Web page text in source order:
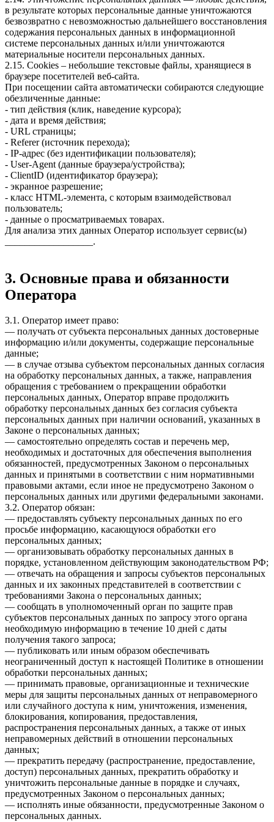
в результате которых персональные данные уничтожаются
безвозвратно с невозможностью дальнейшего восстановления
содержания персональных данных в информационной
системе персональных данных и/или уничтожаются
материальные носители персональных данных.
2.15. Cookies – небольшие текстовые файлы, хранящиеся в
браузере посетителей веб-сайта.
При посещении сайта автоматически собираются следующие
обезличенные данные:
- тип действия (клик, наведение курсора);
- дата и время действия;
- URL страницы;
- Referer (источник перехода);
- IP-адрес (без идентификации пользователя);
- User-Agent (данные браузера/устройства);
- ClientID (идентификатор браузера);
- экранное разрешение;
- класс HTML-элемента, с которым взаимодействовал
пользователь;
- данные о просматриваемых товарах.
Для анализа этих данных Оператор использует сервис(ы)
__________________.
3. Основные права и обязанности
Оператора
3.1. Оператор имеет право:
— получать от субъекта персональных данных достоверные
информацию и/или документы, содержащие персональные
данные;
— в случае отзыва субъектом персональных данных согласия
на обработку персональных данных, а также, направления
обращения с требованием о прекращении обработки
персональных данных, Оператор вправе продолжить
обработку персональных данных без согласия субъекта
персональных данных при наличии оснований, указанных в
Законе о персональных данных;
— самостоятельно определять состав и перечень мер,
необходимых и достаточных для обеспечения выполнения
обязанностей, предусмотренных Законом о персональных
данных и принятыми в соответствии с ним нормативными
правовыми актами, если иное не предусмотрено Законом о
персональных данных или другими федеральными законами.
3.2. Оператор обязан:
— предоставлять субъекту персональных данных по его
просьбе информацию, касающуюся обработки его
персональных данных;
— организовывать обработку персональных данных в
порядке, установленном действующим законодательством РФ;
— отвечать на обращения и запросы субъектов персональных
данных и их законных представителей в соответствии с
требованиями Закона о персональных данных;
— сообщать в уполномоченный орган по защите прав
субъектов персональных данных по запросу этого органа
необходимую информацию в течение 10 дней с даты
получения такого запроса;
— публиковать или иным образом обеспечивать
неограниченный доступ к настоящей Политике в отношении
обработки персональных данных;
— принимать правовые, организационные и технические
меры для защиты персональных данных от неправомерного
или случайного доступа к ним, уничтожения, изменения,
блокирования, копирования, предоставления,
распространения персональных данных, а также от иных
неправомерных действий в отношении персональных
данных;
— прекратить передачу (распространение, предоставление,
доступ) персональных данных, прекратить обработку и
уничтожить персональные данные в порядке и случаях,
предусмотренных Законом о персональных данных;
— исполнять иные обязанности, предусмотренные Законом о
персональных данных.